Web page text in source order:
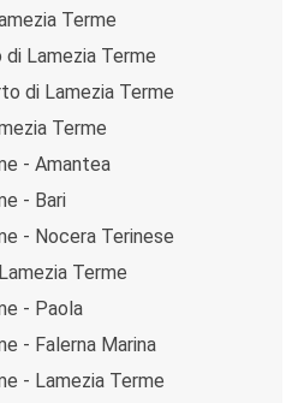
Terme
Lamezia Terme
di Lamezia Terme
Terme
- Amantea
- Bari
- Nocera Terinese
Terme
- Paola
- Falerna Marina
- Lamezia Terme